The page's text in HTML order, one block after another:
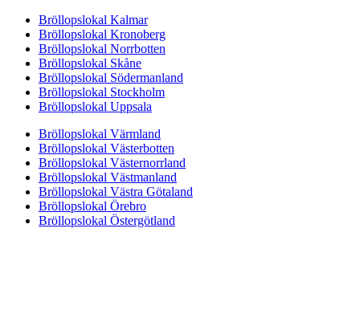
Bröllopslokal Kalmar
Bröllopslokal Kronoberg
Bröllopslokal Norrbotten
Bröllopslokal Skåne
Bröllopslokal Södermanland
Bröllopslokal Stockholm
Bröllopslokal Uppsala
Bröllopslokal Värmland
Bröllopslokal Västerbotten
Bröllopslokal Västernorrland
Bröllopslokal Västmanland
Bröllopslokal Västra Götaland
Bröllopslokal Örebro
Bröllopslokal Östergötland